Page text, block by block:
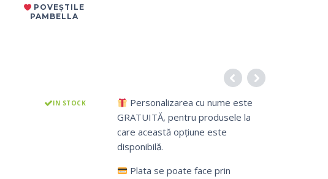
POVEȘTILE
PAMBELLA
IN STOCK
Personalizarea cu nume este
GRATUITĂ, pentru produsele la
care această opțiune este
disponibilă.
Plata se poate face prin